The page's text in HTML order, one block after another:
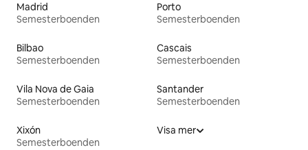
Madrid
Semesterboenden
Porto
Semesterboenden
Bilbao
Semesterboenden
Cascais
Semesterboenden
Vila Nova de Gaia
Semesterboenden
Santander
Semesterboenden
Xixón
Semesterboenden
Visa mer